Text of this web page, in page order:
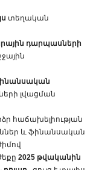
տեղական
դարպասների
լվացման
հաճախելիության
և ֆինանսական
2025 թվականին